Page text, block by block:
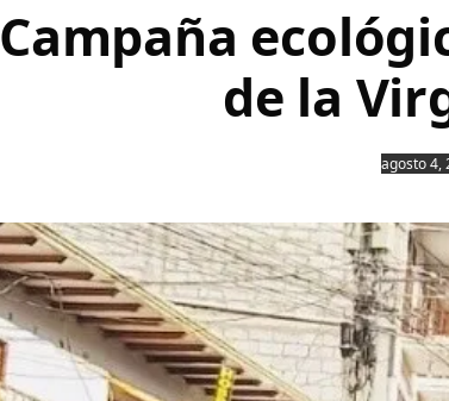
Campaña
de la
agosto 4,